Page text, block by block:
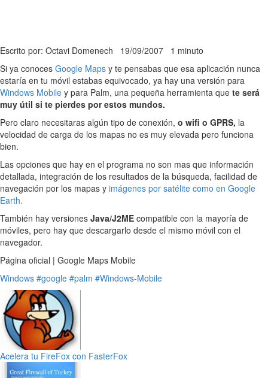
Escrito por: Octavi Domenech 19/09/2007 1 minuto
Si ya conoces Google Maps y te pensabas que esa aplicación nunca
estaría en tu móvil estabas equivocado, ya hay una versión para
Windows Mobile y para Palm, una pequeña herramienta que te será
muy útil si te pierdes por estos mundos.
Pero claro necesitaras algún tipo de conexión, o wifi o GPRS, la
velocidad de carga de los mapas no es muy elevada pero funciona
bien.
Las opciones que hay en el programa no son mas que información
detallada, integración de los resultados de la búsqueda, facilidad de
navegación por los mapas y imágenes por satélite como en Google
Earth.
También hay versiones Java/J2ME compatible con la mayoría de
móviles, pero hay que descargarlo desde el mismo móvil con el
navegador.
Página oficial | Google Maps Mobile
Windows #google #palm #Windows-Mobile
Acelera tu FireFox con FasterFox